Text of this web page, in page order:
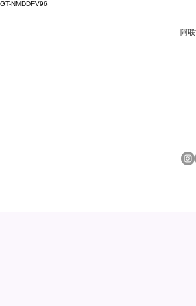
GT-NMDDFV96
阿